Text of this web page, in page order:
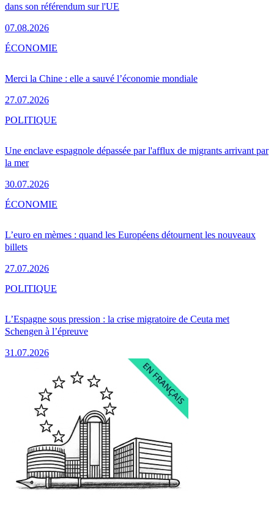
dans son référendum sur l'UE
07.08.2026
Merci la Chine : elle a sauvé l’économie mondiale
27.07.2026
ÉCONOMIE
Une enclave espagnole dépassée par l'afflux de migrants arrivant par
la mer
30.07.2026
POLITIQUE
L’euro en mèmes : quand les Européens détournent les nouveaux
billets
27.07.2026
ÉCONOMIE
L’Espagne sous pression : la crise migratoire de Ceuta met
Schengen à l’épreuve
31.07.2026
POLITIQUE